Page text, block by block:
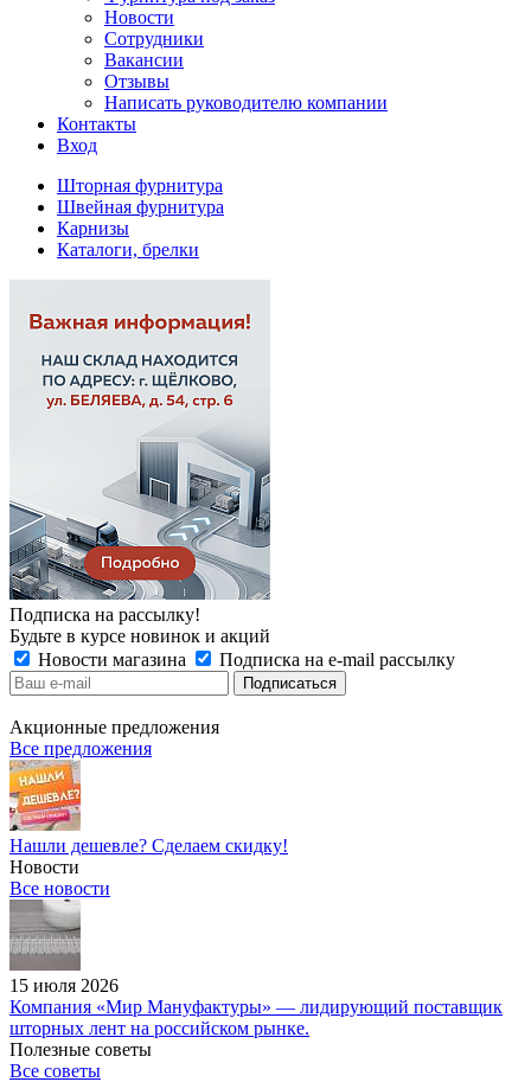
Новости
Сотрудники
Вакансии
Отзывы
Написать руководителю компании
Контакты
Вход
Шторная фурнитура
Швейная фурнитура
Карнизы
Каталоги, брелки
Подписка на рассылку!
Будьте в курсе новинок и акций
Новости магазина
Подписка на e-mail рассылку
Акционные предложения
Все предложения
Нашли дешевле? Сделаем скидку!
Новости
Все новости
15 июля 2026
Компания «Мир Мануфактуры» — лидирующий поставщик
шторных лент на российском рынке.
Полезные советы
Все советы